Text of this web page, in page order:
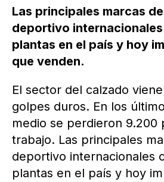
Las principales marcas
deportivo
plantas en el país y hoy
que venden.
El sector del calzado
golpes duros. En los
medio se perdieron 9.200
trabajo. Las principales
deportivo internacionales
plantas en el país y hoy